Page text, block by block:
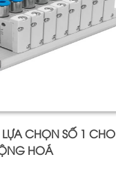
LỰA CHỌN SỐ 1 CHO
HOÁ